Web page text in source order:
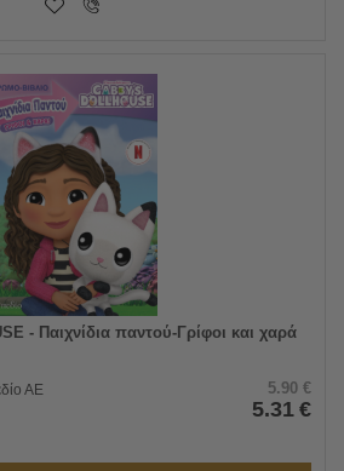
- Παιχνίδια παντού-Γρίφοι και χαρά
ΑΕ
5.90 €
5.31 €